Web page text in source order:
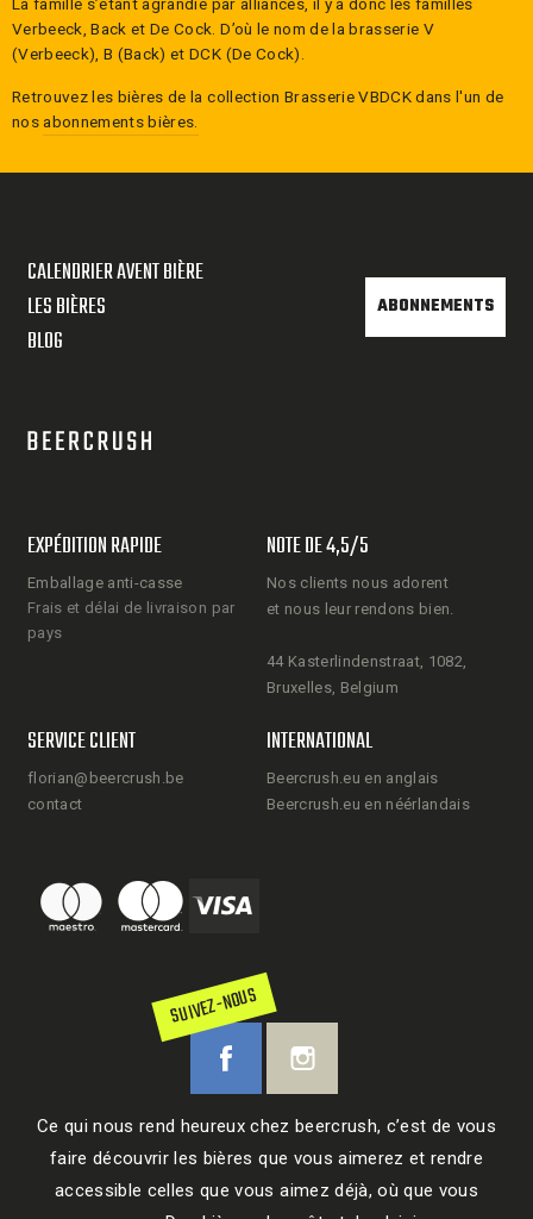
Verbeeck, Back et De Cock. D’où le nom de la brasserie V
(Verbeeck), B (Back) et DCK (De Cock).
Retrouvez les bières de la collection Brasserie VBDCKdans l'un de
nosabonnements bières.
CALENDRIER AVENT BIÈRE
LES BIÈRES
BLOG
ABONNEMENTS
EXPÉDITION RAPIDE
Emballage anti-casse
Frais et délai de livraison par
pays
NOTE DE 4,5/5
Nos clients nous adorent
et nous leur rendons bien.
44 Kasterlindenstraat, 1082,
Bruxelles, Belgium
SERVICE CLIENT
florian@beercrush.be
contact
INTERNATIONAL
Beercrush.eu en anglais
Beercrush.eu en néérlandais
SUIVEZ-NOUS
Ce qui nous rend heureux chez beercrush, c’est de vous
faire découvrir les bières que vous aimerez et rendre
accessible celles que vous aimez déjà, où que vous